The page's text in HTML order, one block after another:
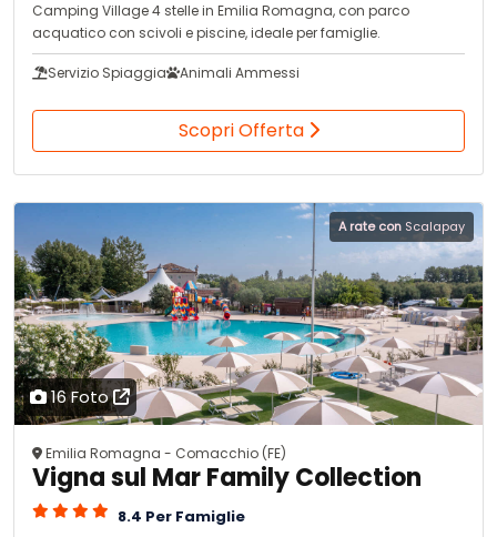
Camping Village 4 stelle in Emilia Romagna, con parco
acquatico con scivoli e piscine, ideale per famiglie.
Servizio Spiaggia Animali Ammessi
Scopri Offerta
16 Foto
A rate con Scalapay
Emilia Romagna - Comacchio (FE)
Vigna sul Mar Family Collection
8.4 Per Famiglie